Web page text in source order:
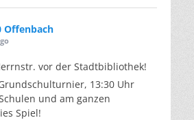
Offenbach
vor der Stadtbibliothek!
13:30 Uhr
und am ganzen
Spiel!